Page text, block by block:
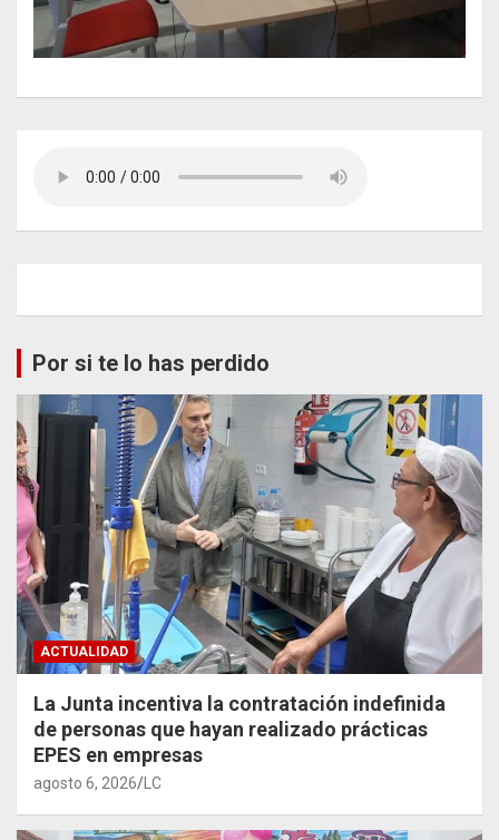
Por si te lo has perdido
ACTUALIDAD
La Junta incentiva la contratación indefinida
de personas que hayan realizado prácticas
EPES en empresas
agosto 6, 2026 LC